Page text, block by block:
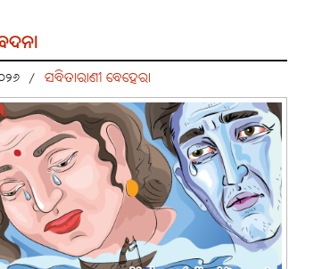
/ ସବିତାରାଣୀ ବେହେରା